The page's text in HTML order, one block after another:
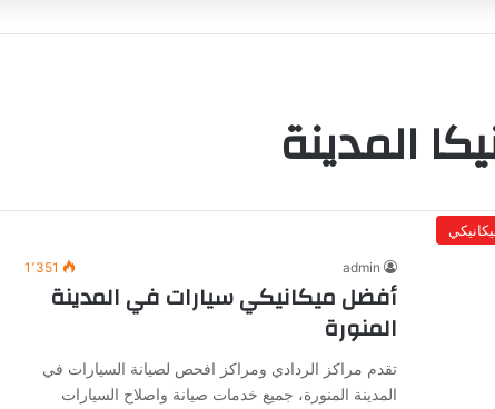
المدينة
admin 1٬351
أفضل ميكانيكي سيارات في المدينة
المنورة
تقدم مراكز الردادي ومراكز افحص لصيانة السيارات في
المدينة المنورة، جميع خدمات صيانة واصلاح السيارات